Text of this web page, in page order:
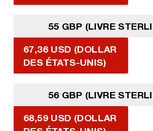
55 GBP (LIVRE
67,36 USD (DOLLAR
DES ÉTATS-UNIS)
56 GBP (LIVRE
68,59 USD (DOLLAR